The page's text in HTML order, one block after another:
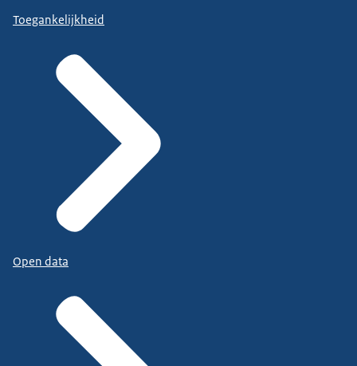
Toegankelijkheid
Open data